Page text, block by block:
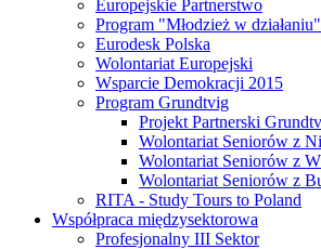
Europejskie Partnerstwo
Program "Młodzież w działaniu"
Eurodesk Polska
Wolontariat Europejski
Wsparcie Demokracji 2015
Program Grundtvig
Projekt Partnerski
Wolontariat Seniorów z
Wolontariat Seniorów z
Wolontariat Seniorów z
RITA - Study Tours to Poland
Współpraca międzysektorowa
Profesjonalny III Sektor